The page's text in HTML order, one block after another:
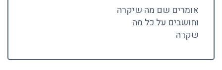
אומרים שם מה שיקרה
וחושבים על כל מה
שקרה